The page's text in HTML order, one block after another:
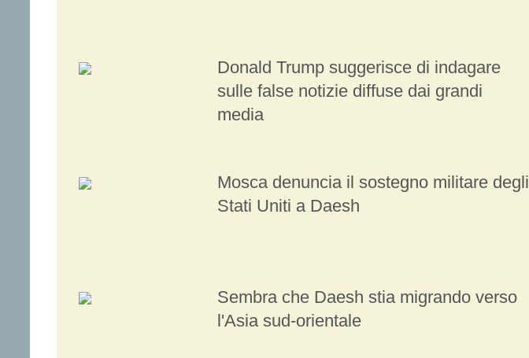
Donald Trump suggerisce di indagare
sulle false notizie diffuse dai grandi
media
Mosca denuncia il sostegno militare degli
Stati Uniti a Daesh
Sembra che Daesh stia migrando verso
l'Asia sud-orientale